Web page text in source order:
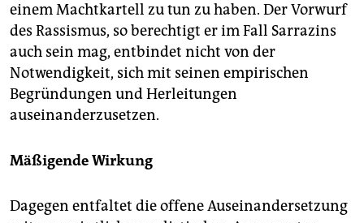
einem Machtkartell zu tun zu haben. Der Vorwurf
des Rassismus, so berechtigt er im Fall Sarrazins
auch sein mag, entbindet nicht von der
Notwendigkeit, sich mit seinen empirischen
Begründungen und Herleitungen
auseinanderzusetzen.
Mäßigende Wirkung
Dagegen entfaltet die offene Auseinandersetzung